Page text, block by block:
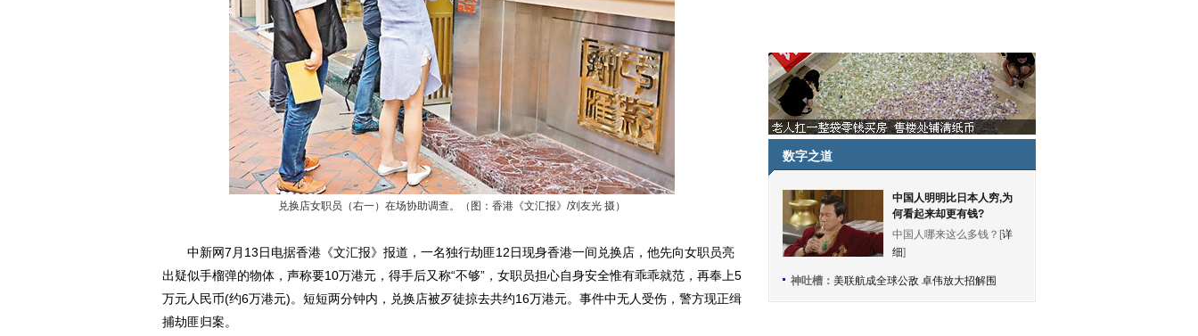
兑换店女职员（右一）在场协助调查。（图：香港《文汇报》/刘友光 摄）
中新网7月13日电据香港《文汇报》报道，一名独行劫匪12日现身香港一间兑换店，他先向女职员亮
出疑似手榴弹的物体，声称要10万港元，得手后又称“不够”，女职员担心自身安全惟有乖乖就范，再奉上5
万元人民币(约6万港元)。短短两分钟内，兑换店被歹徒掠去共约16万港元。事件中无人受伤，警方现正缉
捕劫匪归案。
数字之道
中国人明明比日本人穷,为
何看起来却更有钱?
中国人哪来这么多钱？[详
细]
神吐槽： 美联航成全球公敌 卓伟放大招解围